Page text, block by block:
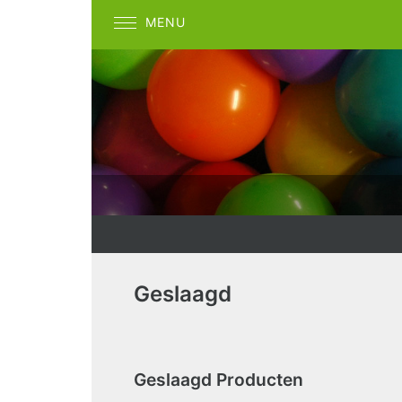
MENU
Geslaagd
Geslaagd Producten